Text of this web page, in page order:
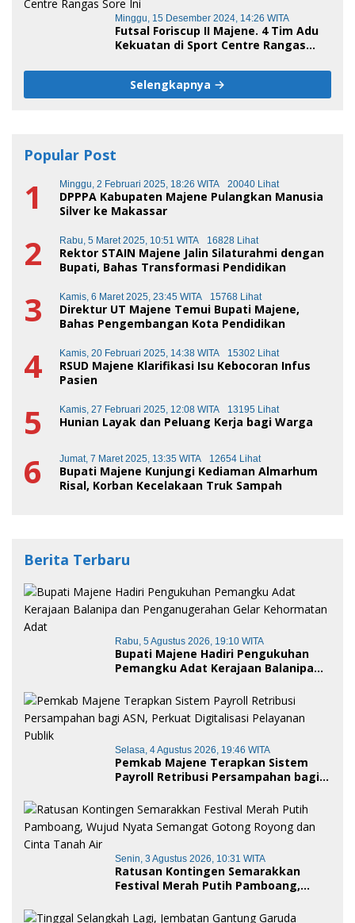
Minggu, 15 Desember 2024, 14:26 WITA
Futsal Foriscup II Majene. 4 Tim Adu
Kekuatan di Sport Centre Rangas
Selengkapnya
Popular Post
1 Minggu, 2 Februari 2025, 18:26 WITA 20040 Lihat
DPPPA Kabupaten Majene Pulangkan Manusia
Silver ke Makassar
2 Rabu, 5 Maret 2025, 10:51 WITA 16828 Lihat
Rektor STAIN Majene Jalin Silaturahmi dengan
Bupati, Bahas Transformasi Pendidikan
3 Kamis, 6 Maret 2025, 23:45 WITA 15768 Lihat
Direktur UT Majene Temui Bupati Majene,
Bahas Pengembangan Kota Pendidikan
4 Kamis, 20 Februari 2025, 14:38 WITA 15302 Lihat
RSUD Majene Klarifikasi Isu Kebocoran Infus
Pasien
5 Kamis, 27 Februari 2025, 12:08 WITA 13195 Lihat
Hunian Layak dan Peluang Kerja bagi Warga
6 Jumat, 7 Maret 2025, 13:35 WITA 12654 Lihat
Bupati Majene Kunjungi Kediaman Almarhum
Risal, Korban Kecelakaan Truk Sampah
Berita Terbaru
Rabu, 5 Agustus 2026, 19:10 WITA
Bupati Majene Hadiri Pengukuhan
Pemangku Adat Kerajaan Balanipa
Kehormatan Adat
Selasa, 4 Agustus 2026, 19:46 WITA
Pemkab Majene Terapkan Sistem
Payroll Retribusi Persampahan bagi
Publik
Senin, 3 Agustus 2026, 10:31 WITA
Ratusan Kontingen Semarakkan
Festival Merah Putih Pamboang,
Royong dan Cinta Tanah Air